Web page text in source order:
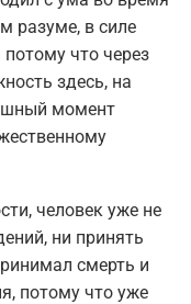
разуме, в силе
что через
здесь, на
момент
человек уже не
ни принять
смерть и
потому что уже